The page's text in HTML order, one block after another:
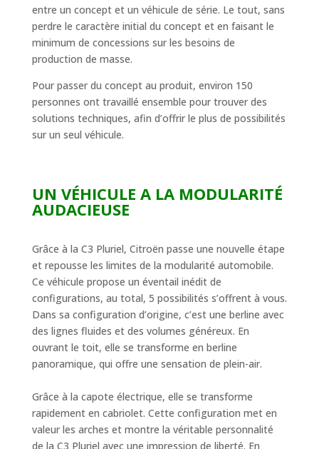
entre un concept et un véhicule de série. Le tout, sans
perdre le caractère initial du concept et en faisant le
minimum de concessions sur les besoins de
production de masse.
Pour passer du concept au produit, environ 150
personnes ont travaillé ensemble pour trouver des
solutions techniques, afin d’offrir le plus de possibilités
sur un seul véhicule.
UN VÉHICULE A LA MODULARITÉ
AUDACIEUSE
Grâce à la C3 Pluriel, Citroën passe une nouvelle étape
et repousse les limites de la modularité automobile.
Ce véhicule propose un éventail inédit de
configurations, au total, 5 possibilités s’offrent à vous.
Dans sa configuration d’origine, c’est une berline avec
des lignes fluides et des volumes généreux. En
ouvrant le toit, elle se transforme en berline
panoramique, qui offre une sensation de plein-air.
Grâce à la capote électrique, elle se transforme
rapidement en cabriolet. Cette configuration met en
valeur les arches et montre la véritable personnalité
de la C3 Pluriel avec une impression de liberté. En